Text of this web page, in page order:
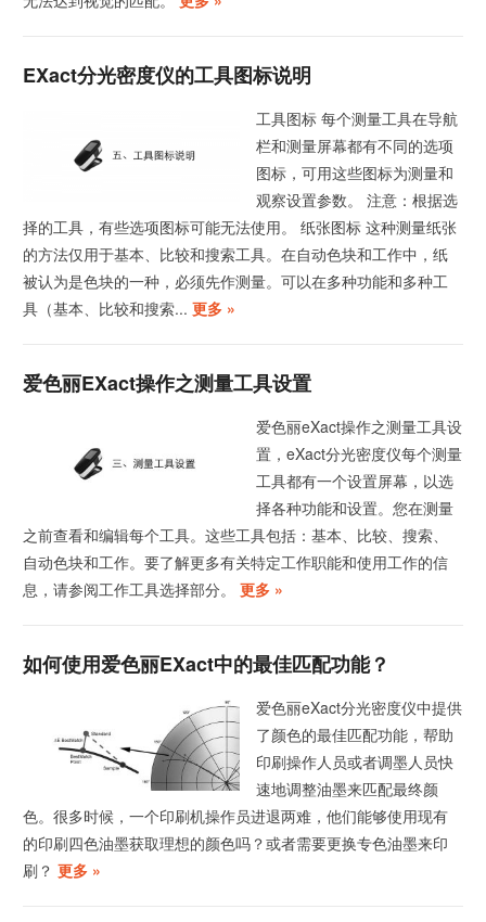
EXact分光密度仪的工具图标说明
工具图标 每个测量工具在导航
栏和测量屏幕都有不同的选项
图标，可用这些图标为测量和
观察设置参数。 注意：根据选
择的工具，有些选项图标可能无法使用。 纸张图标 这种测量纸张
的方法仅用于基本、比较和搜索工具。在自动色块和工作中，纸
被认为是色块的一种，必须先作测量。可以在多种功能和多种工
具（基本、比较和搜索...更多 »
爱色丽eXact操作之测量工具设置
爱色丽eXact操作之测量工具设
置，eXact分光密度仪每个测量
工具都有一个设置屏幕，以选
择各种功能和设置。您在测量
之前查看和编辑每个工具。这些工具包括：基本、比较、搜索、
自动色块和工作。要了解更多有关特定工作职能和使用工作的信
息，请参阅工作工具选择部分。
更多 »
如何使用爱色丽eXact中的最佳匹配功能？
爱色丽eXact分光密度仪中提供
了颜色的最佳匹配功能，帮助
印刷操作人员或者调墨人员快
速地调整油墨来匹配最终颜
色。很多时候，一个印刷机操作员进退两难，他们能够使用现有
的印刷四色油墨获取理想的颜色吗？或者需要更换专色油墨来印
刷？ 更多 »